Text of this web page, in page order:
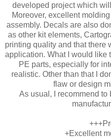
developed project which
Moreover, excellent
assembly. Decals are also
as other kit elements,
printing quality and that there
application. What I would like
PE parts, especially for
realistic. Other than that I
flaw or design
As usual, I recommend to
+Excellent